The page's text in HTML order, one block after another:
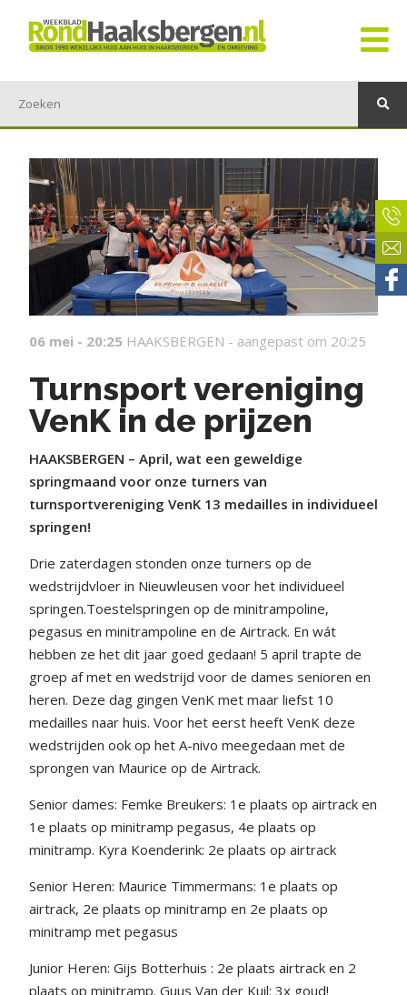
06 mei - 20:25 HAAKSBERGEN - aangepast om 20:25
Turnsport vereniging
VenK in de prijzen
HAAKSBERGEN – April, wat een geweldige
springmaand voor onze turners van
turnsportvereniging VenK 13 medailles in individueel
springen!
Drie zaterdagen stonden onze turners op de
wedstrijdvloer in Nieuwleusen voor het individueel
springen.Toestelspringen op de minitrampoline,
pegasus en minitrampoline en de Airtrack. En wát
hebben ze het dit jaar goed gedaan! 5 april trapte de
groep af met en wedstrijd voor de dames senioren en
heren. Deze dag gingen VenK met maar liefst 10
medailles naar huis. Voor het eerst heeft VenK deze
wedstrijden ook op het A-nivo meegedaan met de
sprongen van Maurice op de Airtrack.
Senior dames: Femke Breukers: 1e plaats op airtrack en
1e plaats op minitramp pegasus, 4e plaats op
minitramp. Kyra Koenderink: 2e plaats op airtrack
Senior Heren: Maurice Timmermans: 1e plaats op
airtrack, 2e plaats op minitramp en 2e plaats op
minitramp met pegasus
Junior Heren: Gijs Botterhuis : 2e plaats airtrack en 2
plaats op minitramp. Guus Van der Kuil: 3x goud!